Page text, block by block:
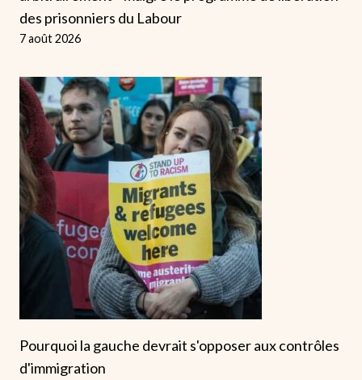
des prisonniers du Labour
7 août 2026
Pourquoi la gauche devrait s'opposer aux contrôles
d'immigration